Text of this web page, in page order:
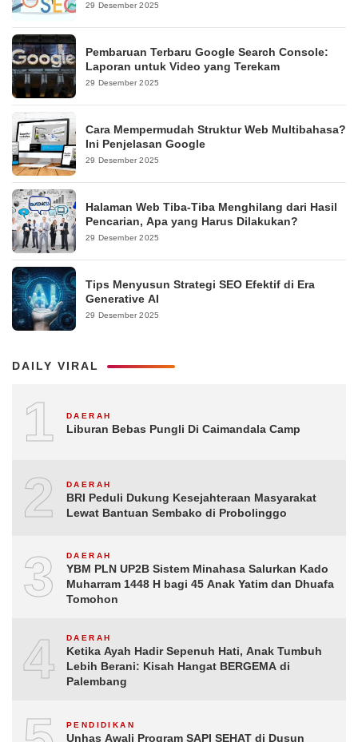
29 Desember 2025
Pembaruan Terbaru Google Search Console:
Laporan untuk Video yang Terekam
29 Desember 2025
Cara Mempermudah Struktur Web Multibahasa?
Ini Penjelasan Google
29 Desember 2025
Halaman Web Tiba-Tiba Menghilang dari Hasil
Pencarian, Apa yang Harus Dilakukan?
29 Desember 2025
Tips Menyusun Strategi SEO Efektif di Era
Generative AI
29 Desember 2025
DAILY VIRAL
1 DAERAH
Liburan Bebas Pungli Di Caimandala Camp
2 DAERAH
BRI Peduli Dukung Kesejahteraan Masyarakat
Lewat Bantuan Sembako di Probolinggo
3 DAERAH
YBM PLN UP2B Sistem Minahasa Salurkan Kado
Muharram 1448 H bagi 45 Anak Yatim dan Dhuafa
Tomohon
4 DAERAH
Ketika Ayah Hadir Sepenuh Hati, Anak Tumbuh
Lebih Berani: Kisah Hangat BERGEMA di
Palembang
PENDIDIKAN
Unhas Awali Program SAPI SEHAT di Dusun